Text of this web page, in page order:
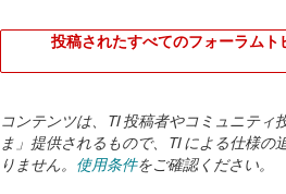
投稿されたすべてのフォーラムト
コンテンツは、TI 投稿者やコミュニティ
ま」提供されるもので、TI による仕様の
りません。 使用条件をご確認ください。